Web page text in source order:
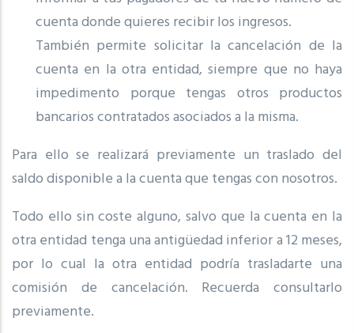
cuenta donde quieres recibir los ingresos.
También permite solicitar la cancelación de la
cuenta en la otra entidad, siempre que no haya
impedimento porque tengas otros productos
bancarios contratados asociados a la misma.
Para ello se realizará previamente un traslado del
saldo disponible a la cuenta que tengas con nosotros.
Todo ello sin coste alguno, salvo que la cuenta en la
otra entidad tenga una antigüedad inferior a 12 meses,
por lo cual la otra entidad podría trasladarte una
comisión de cancelación. Recuerda consultarlo
previamente.